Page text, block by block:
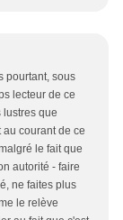
pourtant, sous
lecteur de ce
lustres que
courant de ce
le fait que
autorité - faire
ne faites plus
le relève